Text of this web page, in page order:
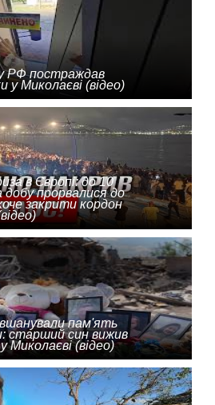
РФ постраждав
у Миколаєві (відео)
в Європі: до 10
прорвалися до
хоче закрити кордон
пам'ять
старший син вижив
Миколаєві (відео)